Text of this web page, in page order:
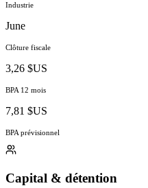
Industrie
June
Clôture fiscale
3,26 $US
BPA 12 mois
7,81 $US
BPA prévisionnel
Capital & détention